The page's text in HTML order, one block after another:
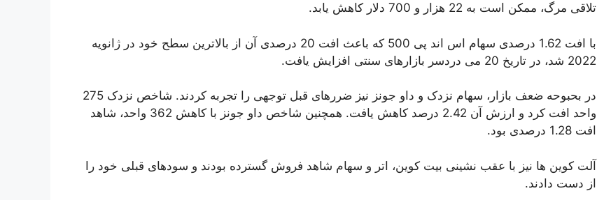
تلاقی مرگ، ممکن است به 22 هزار و 700 دلار کاهش یابد.
با افت 1.62 درصدی سهام اس اند پی 500 که باعث افت 20 درصدی آن از بالاترین سطح خود در ژانویه
2022 شد، در تاریخ 20 می دردسر بازارهای سنتی افزایش یافت.
در بحبوحه ضعف بازار، سهام نزدک و داو جونز نیز ضررهای قبل توجهی را تجربه کردند. شاخص نزدک 275
واحد افت کرد و ارزش آن 2.42 درصد کاهش یافت. همچنین شاخص داو جونز با کاهش 362 واحد، شاهد
افت 1.28 درصدی بود.
آلت کوین ها نیز با عقب نشینی بیت کوین، اتر و سهام شاهد فروش گسترده بودند و سودهای قبلی خود را
از دست دادند.